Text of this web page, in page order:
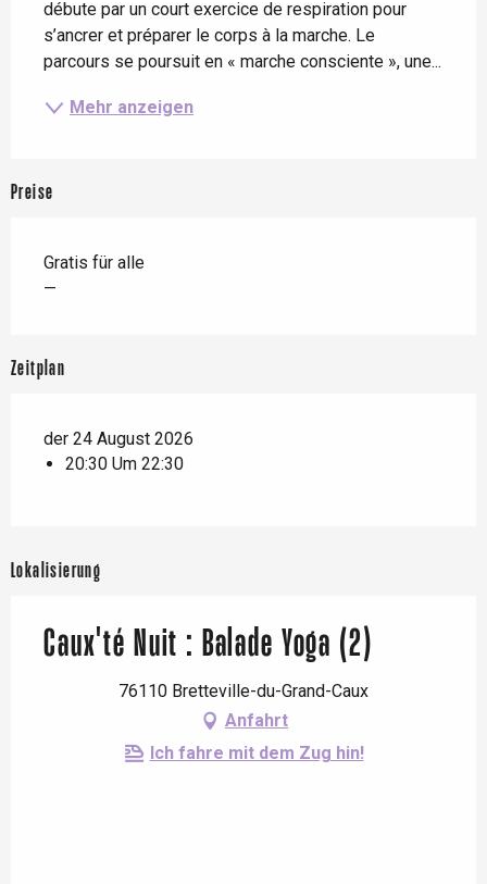
débute par un court exercice de respiration pour
s’ancrer et préparer le corps à la marche. Le
parcours se poursuit en « marche consciente », une...
Mehr anzeigen
Preise
Gratis für alle
—
Zeitplan
der 24 August 2026
20:30 Um 22:30
Lokalisierung
Caux'té Nuit : Balade Yoga (2)
76110 Bretteville-du-Grand-Caux
Anfahrt
Ich fahre mit dem Zug hin!